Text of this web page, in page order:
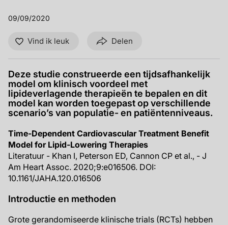
09/09/2020
Vind ik leuk Delen
Deze studie construeerde een tijdsafhankelijk
model om klinisch voordeel met
lipideverlagende therapieën te bepalen en dit
model kan worden toegepast op verschillende
scenario’s van populatie- en patiëntenniveaus.
Time-Dependent Cardiovascular Treatment Benefit
Model for Lipid-Lowering Therapies
Literatuur - Khan I, Peterson ED, Cannon CP et al., - J
Am Heart Assoc. 2020;9:e016506. DOI:
10.1161/JAHA.120.016506
Introductie en methoden
Grote gerandomiseerde klinische trials (RCTs) hebben